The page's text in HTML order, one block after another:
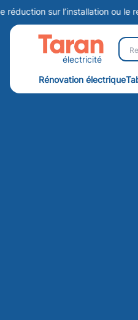
sur l’installation ou le
électricité
Rénovation électrique